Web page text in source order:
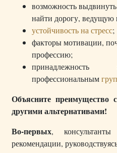
возможность
найти дорогу, ведущую
устойчивость на стресс;
факторы мотивации,
профессию;
профессиональным
Объясните преимущество
другими альтернативами!
Во-первых, консультанты
рекомендации,